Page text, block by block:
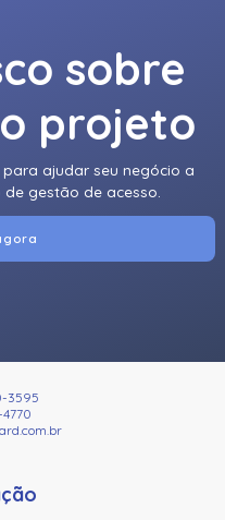
sobre
projeto
ajudar seu negócio a
gestão de acesso.
3595
4770